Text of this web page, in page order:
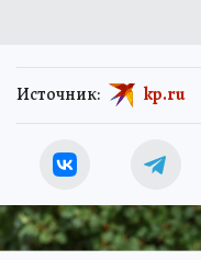
Источник: kp.ru